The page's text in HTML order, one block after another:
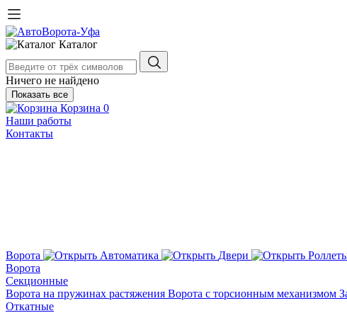
Каталог
Ничего не найдено
Показать все
Корзина 0
Наши работы
Контакты
Ворота Автоматика Двери
Ворота
Секционные
Ворота на пружинах растяжения Ворота с торсионным механизмом
Откатные